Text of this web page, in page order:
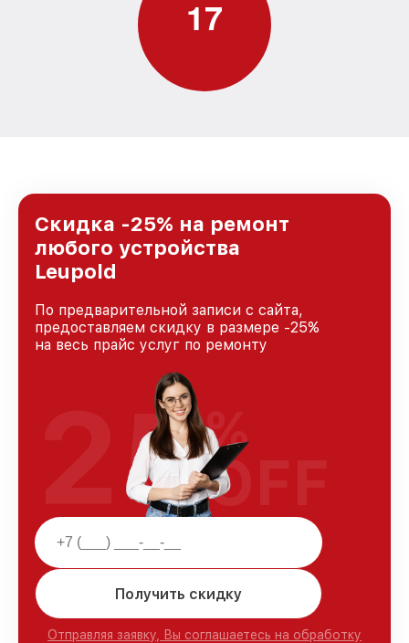
17
Скидка -25% на ремонт
любого устройства
Leupold
По предварительной записи с сайта,
предоставляем скидку в размере -25%
на весь прайс услуг по ремонту
Получить скидку
Отправляя заявку, Вы соглашаетесь на обработку
25%
OFF